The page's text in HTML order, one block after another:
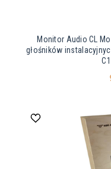
Monitor Audio CL
głośników